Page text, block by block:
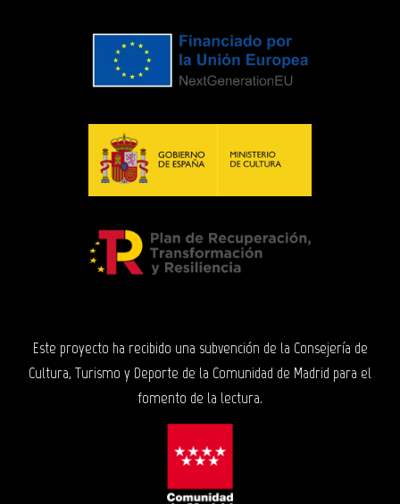
Este proyecto ha recibido una subvención de la Consejería de
Cultura, Turismo y Deporte de la Comunidad de Madrid para el
fomento de la lectura.